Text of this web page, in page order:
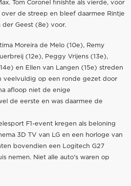
Tom Coronel finishte als vierde, voor
over de streep en bleef daarmee Rintje
der Geest (8e) voor.
Moreira de Melo (10e), Remy
(12e), Peggy Vrijens (13e),
en Ellen van Langen (15e) streden
veelvuldig op een ronde gezet door
afloop niet de enige
de eerste en was daarmee de
F1-event kregen als beloning
3D TV van LG en een horloge van
bovendien een Logitech G27
nemen. Niet alle auto's waren op